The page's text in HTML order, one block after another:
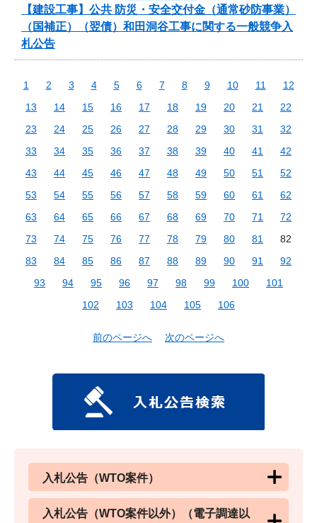
【建設工事】公共 防災・安全交付金（通常砂防事業）
（国補正）（翌債）和田洞谷工事に関する一般競争入
札公告
1 2 3 4 5 6 7 8 9 10 11
12
13
14 15 16 17 18 19 20 21
22
23
24 25 26 27 28 29 30 31
32
33
34 35 36 37 38 39 40 41
42
43
44 45 46 47 48 49 50 51
52
53
54 55 56 57 58 59 60 61
62
63
64 65 66 67 68 69 70 71
72
73
74 75 76 77 78 79 80 81
82
83
84 85 86 87 88 89 90 91
92
93
94 95 96 97 98 99 100
101
102
103 104 105 106
前のページへ 次のページへ
入札公告（WTO案件）
入札公告（WTO案件以外）（電子調達以